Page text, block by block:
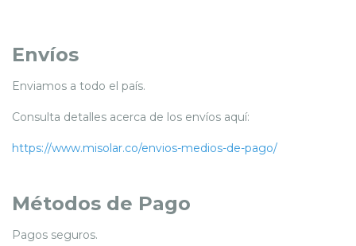
Envíos
Enviamos a todo el país.
Consulta detalles acerca de los envíos aquí:
https://www.misolar.co/envios-medios-de-pago/
Métodos de Pago
Pagos seguros.